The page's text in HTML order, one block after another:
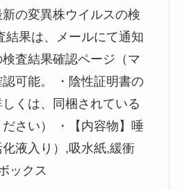
の変異株ウイルスの検
結果は、メールにて通知
査結果確認ページ（マ
可能。 ・陰性証明書の
くは、同梱されている
さい） ・【内容物】唾
液入り）,吸水紙,緩衝
ックス